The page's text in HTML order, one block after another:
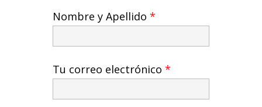
Nombre y Apellido *
Tu correo electrónico *